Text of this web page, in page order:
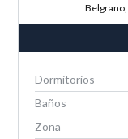
Dormitorios
Baños
Zona